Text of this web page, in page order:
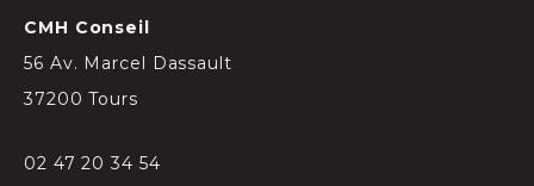
CMH Conseil
56 Av. Marcel Dassault
37200 Tours
02 47 20 34 54